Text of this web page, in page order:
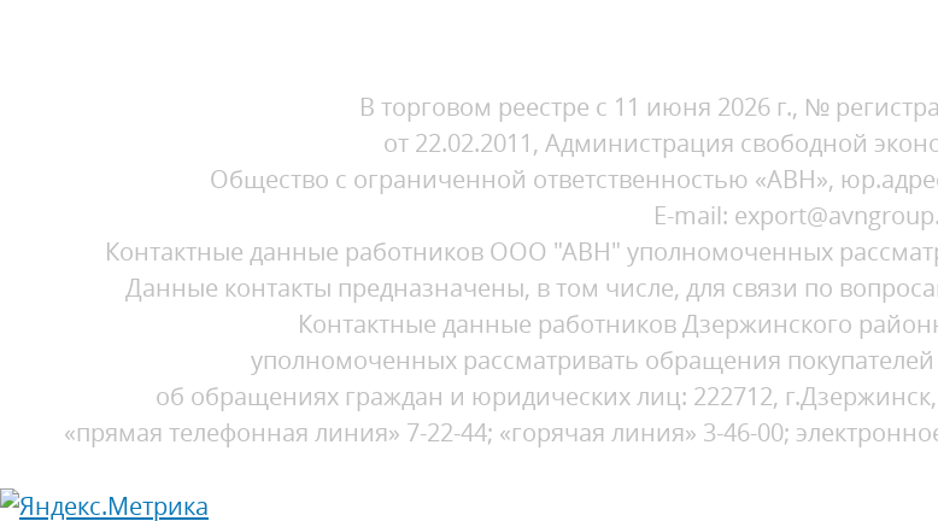
В торговом реестре с 11 июня 2026 г., №
от 22.02.2011, Администрация свободной
Общество с ограниченной ответственностью «АВН»,
E-mail:
Контактные данные работников ООО "АВН" уполномоченных
Данные контакты предназначены, в том числе, для связи по
Контактные данные работников Дзержинского
уполномоченных рассматривать обращения покупателей
об обращениях граждан и юридических лиц: 222712,
«прямая телефонная линия» 7-22-44; «горячая линия» 3-46-00;